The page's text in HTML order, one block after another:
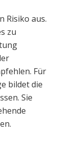
Risiko aus.
zu
Für
bildet die
Sie